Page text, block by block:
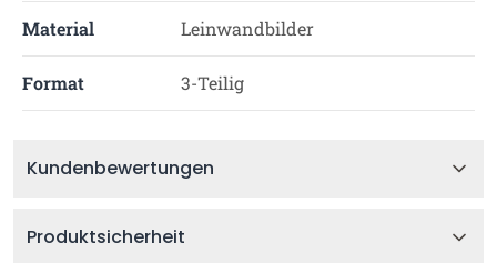
Material Leinwandbilder
Format 3-Teilig
Kundenbewertungen
Produktsicherheit